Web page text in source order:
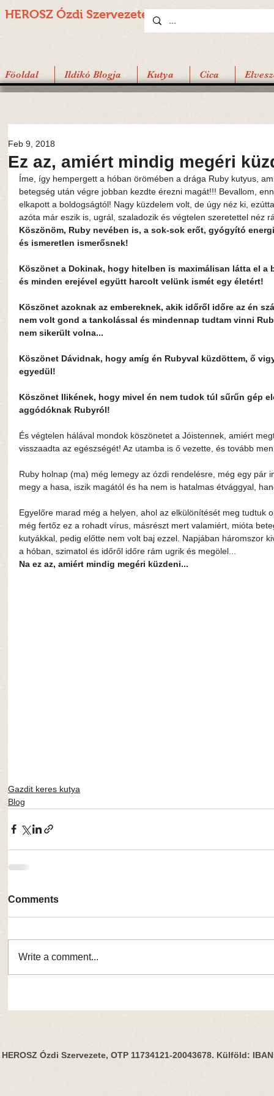
HEROSZ Ózdi Szervezete
Föoldal Ildikó Blogja Kutya Cica
Ez az, amiért mindig megéri
Feb 9, 2018
Íme, így hempergett a hóban örömében a drága Ruby kutyus,
betegség után végre jobban kezdte érezni magát!!! Bevallom,
elkapott a boldogságtól! Nagy küzdelem volt, de úgy néz ki,
azóta már eszik is, ugrál, szaladozik és végtelen szeretettel néz
Köszönöm, Ruby nevében is, a sok-sok erőt, gyógyító
és ismeretlen ismerősnek!
Köszönet a Dokinak, hogy hitelben is maximálisan látta el
és minden erejével együtt harcolt velünk ismét egy életért!
Köszönet azoknak az embereknek, akik időről időre az én
nem volt gond a tankolással és mindennap tudtam vinni
nem sikerült volna...
Köszönet Dávidnak, hogy amíg én Rubyval küzdöttem, ő
egyedül!
Köszönet Ilikének, hogy mivel én nem tudok túl sűrűn gép
aggódóknak Rubyról!
És végtelen hálával mondok köszönetet a Jóistennek, amiért
visszaadta az egészségét! Az utamba is ő vezette, és tovább
Ruby holnap (ma) még lemegy az ózdi rendelésre, még egy pár
megy a hasa, iszik magától és ha nem is hatalmas étvággyal,
Egyelőre marad még a helyen, ahol az elkülönítését meg tudtuk
még fertőz ez a rohadt vírus, másrészt mert valamiért, mióta
kutyákkal, pedig előtte nem volt baj ezzel. Napjában háromszor
a hóban, szimatol és időről időre rám ugrik és megölel...
Na ez az, amiért mindig megéri küzdeni...
Gazdit keres kutya
Blog
Comments
Write a comment...
HEROSZ Ózdi Szervezete, OTP 11734121-20043678. Külföld: